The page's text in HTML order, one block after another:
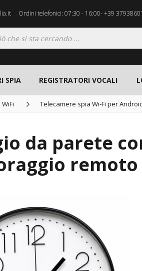
Ordini telefonici: 07:30 - 16:00- +39
SPIA REGISTRATORI VOCALI
Telecamere spia Wi-Fi per
da parete